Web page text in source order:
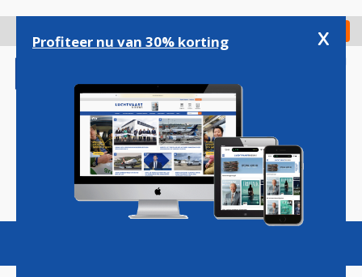
gaan
Check in
Magazine Podcasts Vacatures
Profiteer nu van 30% korting x